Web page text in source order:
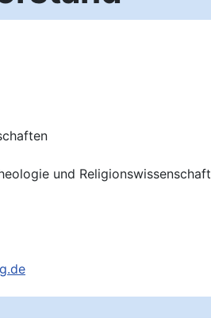
und Religionswissenschaft